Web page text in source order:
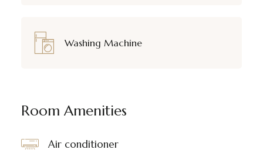
Washing Machine
Room Amenities
Air conditioner